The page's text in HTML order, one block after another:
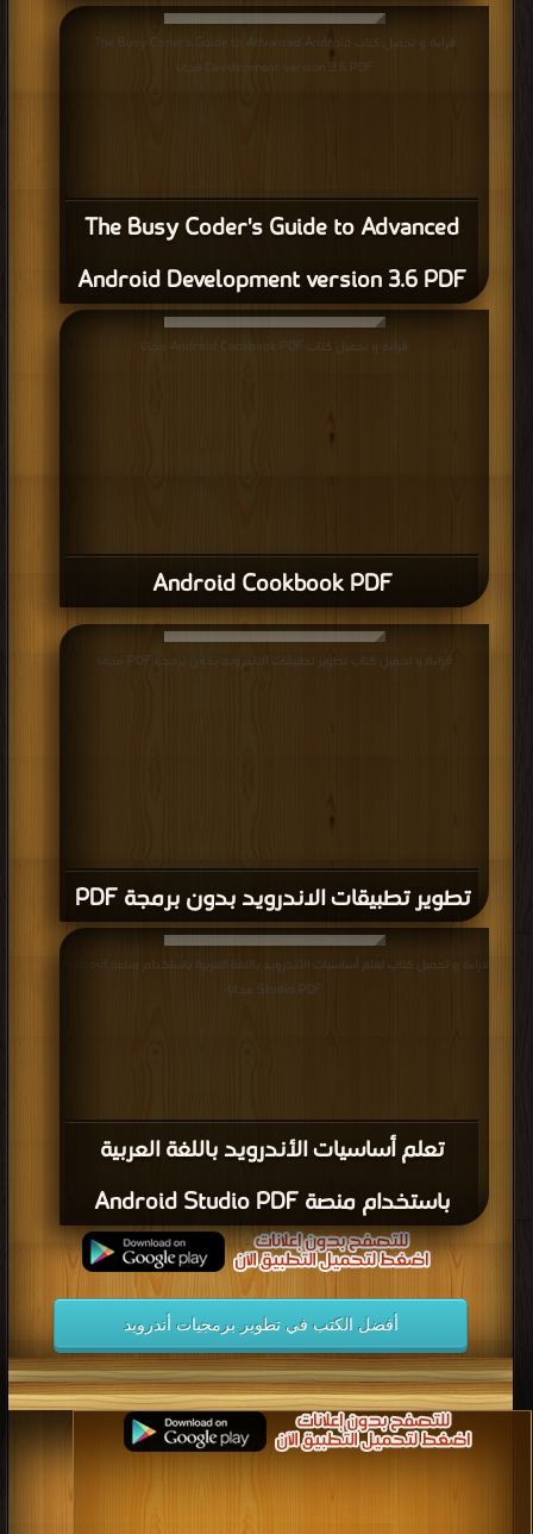
The Busy Coder's Guide to Advanced
Android Development version 3.6 PDF
قراءة و تحميل كتاب The Busy Coder's Guide to Advanced Android
Development version 3.6 PDF مجانا
Android Cookbook PDF
قراءة و تحميل كتاب Android Cookbook PDF مجانا
تطوير تطبيقات الاندرويد بدون برمجة PDF
قراءة و تحميل كتاب تطوير تطبيقات الاندرويد بدون برمجة PDF مجانا
تعلم أساسيات الأندرويد باللغة العربية
باستخدام منصة Android Studio PDF
قراءة و تحميل كتاب تعلم أساسيات الأندرويد باللغة العربية باستخدام منصة Android
Studio PDF مجانا
أفضل الكتب في تطوير برمجيات أندرويد